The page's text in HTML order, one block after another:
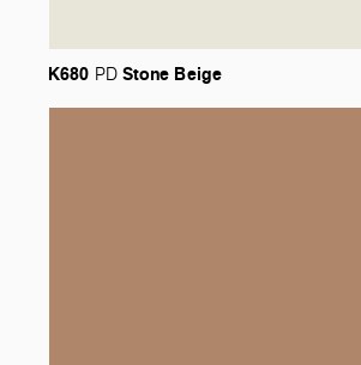
K680 PD Stone Beige